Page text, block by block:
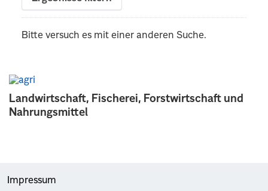
Landwirtschaft, Fischerei, Forstwirtschaft und
Nahrungsmittel
Bitte versuch es mit einer anderen Suche.
Impressum